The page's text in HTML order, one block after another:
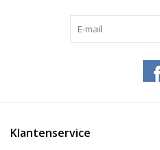
Klantenservice